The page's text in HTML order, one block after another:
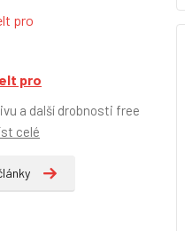
pro
a další drobnosti free
celé